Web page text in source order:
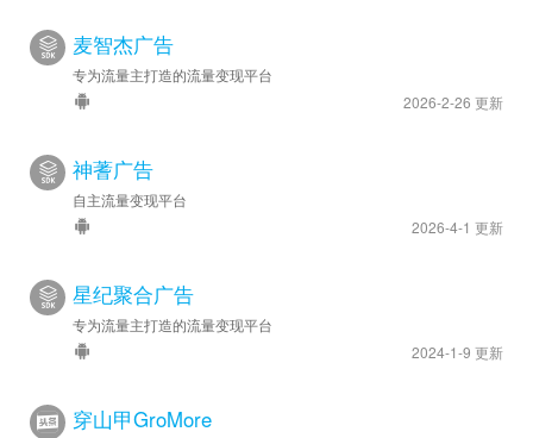
麦智杰广告
专为流量主打造的流量变现平台
2026-2-26 更新
神蓍广告
自主流量变现平台
2026-4-1 更新
星纪聚合广告
专为流量主打造的流量变现平台
2024-1-9 更新
穿山甲GroMore